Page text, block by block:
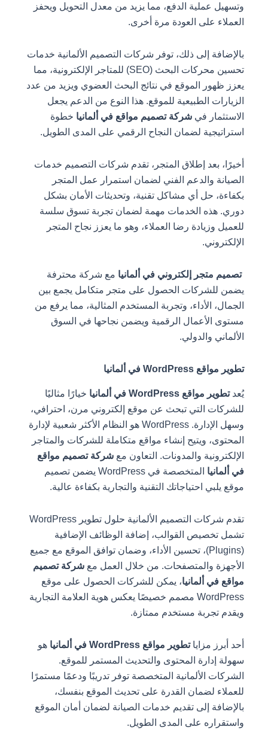
وتسهيل عملية الدفع، مما يزيد من معدل التحويل ويحفز
العملاء على العودة مرة أخرى.
بالإضافة إلى ذلك، توفر شركات التصميم الألمانية خدمات
تحسين محركات البحث (SEO) للمتاجر الإلكترونية، مما
يعزز ظهور الموقع في نتائج البحث العضوي ويزيد من عدد
الزيارات الطبيعية للموقع. هذا النوع من الدعم يجعل
الاستثمار في شركة تصميم مواقع في ألمانياخطوة
استراتيجية لضمان النجاح الرقمي على المدى الطويل.
أخيرًا، بعد إطلاق المتجر، تقدم شركات التصميم خدمات
الصيانة والدعم الفني لضمان استمرار عمل المتجر
بكفاءة، حل أي مشاكل تقنية، وتحديثات الأمان بشكل
دوري. هذه الخدمات مهمة لضمان تجربة تسوق سلسة
للعميل وزيادة رضا العملاء، وهو ما يعزز نجاح المتجر
الإلكتروني.
تصميم متجر إلكتروني في ألمانيامع شركة محترفة
يضمن للشركات الحصول على متجر متكامل يجمع بين
الجمال، الأداء، وتجربة المستخدم المثالية، مما يرفع من
مستوى الأعمال الرقمية ويضمن نجاحها في السوق
الألماني والدولي.
تطوير مواقع WordPress في ألمانيا
يُعدتطوير مواقع WordPress في ألمانيا
خيارًا مثاليًا
للشركات التي تبحث عن موقع إلكتروني مرن، احترافي،
وسهل الإدارة. WordPress هو النظام الأكثر شعبية لإدارة
المحتوى، ويتيح إنشاء مواقع متكاملة للشركات والمتاجر
الإلكترونية والمدونات. التعاون معشركة تصميم مواقع
في ألمانيا
المتخصصة في WordPress يضمن تصميم
موقع يلبي احتياجاتك التقنية والتجارية بكفاءة عالية.
تقدم شركات التصميم الألمانية حلول تطوير WordPress
تشمل تخصيص القوالب، إضافة الوظائف الإضافية
(Plugins)، تحسين الأداء، وضمان توافق الموقع مع جميع
الأجهزة والمتصفحات. من خلال العمل معشركة تصميم
مواقع في ألمانيا، يمكن للشركات الحصول على موقع
WordPress مصمم خصيصًا يعكس هوية العلامة التجارية
ويقدم تجربة مستخدم ممتازة.
أحد أبرز مزاياتطوير مواقع WordPress في ألمانيا
هو
سهولة إدارة المحتوى والتحديث المستمر للموقع.
الشركات الألمانية المتخصصة توفر تدريبًا ودعمًا مستمرًا
للعملاء لضمان القدرة على تحديث الموقع بنفسك،
بالإضافة إلى تقديم خدمات الصيانة لضمان أمان الموقع
واستقراره على المدى الطويل.